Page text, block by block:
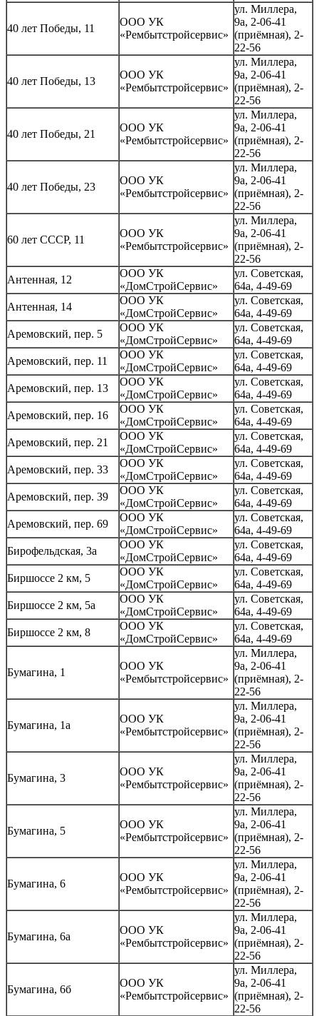
40 лет Победы, 11
ООО УК
«Рембытстройсервис»
ул. Миллера,
9а, 2-06-41
(приёмная), 2-
22-56
40 лет Победы, 13
ООО УК
«Рембытстройсервис»
ул. Миллера,
9а, 2-06-41
(приёмная), 2-
22-56
40 лет Победы, 21
ООО УК
«Рембытстройсервис»
ул. Миллера,
9а, 2-06-41
(приёмная), 2-
22-56
40 лет Победы, 23
ООО УК
«Рембытстройсервис»
ул. Миллера,
9а, 2-06-41
(приёмная), 2-
22-56
60 лет СССР, 11
ООО УК
«Рембытстройсервис»
ул. Миллера,
9а, 2-06-41
(приёмная), 2-
22-56
Антенная, 12
ООО УК
«ДомСтройСервис»
ул. Советская,
64а, 4-49-69
Антенная, 14
ООО УК
«ДомСтройСервис»
ул. Советская,
64а, 4-49-69
Аремовский, пер. 5
ООО УК
«ДомСтройСервис»
ул. Советская,
64а, 4-49-69
Аремовский, пер. 11
ООО УК
«ДомСтройСервис»
ул. Советская,
64а, 4-49-69
Аремовский, пер. 13
ООО УК
«ДомСтройСервис»
ул. Советская,
64а, 4-49-69
Аремовский, пер. 16
ООО УК
«ДомСтройСервис»
ул. Советская,
64а, 4-49-69
Аремовский, пер. 21
ООО УК
«ДомСтройСервис»
ул. Советская,
64а, 4-49-69
Аремовский, пер. 33
ООО УК
«ДомСтройСервис»
ул. Советская,
64а, 4-49-69
Аремовский, пер. 39
ООО УК
«ДомСтройСервис»
ул. Советская,
64а, 4-49-69
Аремовский, пер. 69
ООО УК
«ДомСтройСервис»
ул. Советская,
64а, 4-49-69
Бирофельдская, 3а
ООО УК
«ДомСтройСервис»
ул. Советская,
64а, 4-49-69
Биршоссе 2 км, 5
ООО УК
«ДомСтройСервис»
ул. Советская,
64а, 4-49-69
Биршоссе 2 км, 5а
ООО УК
«ДомСтройСервис»
ул. Советская,
64а, 4-49-69
Биршоссе 2 км, 8
ООО УК
«ДомСтройСервис»
ул. Советская,
64а, 4-49-69
Бумагина, 1
ООО УК
«Рембытстройсервис»
ул. Миллера,
9а, 2-06-41
(приёмная), 2-
22-56
Бумагина, 1а
ООО УК
«Рембытстройсервис»
ул. Миллера,
9а, 2-06-41
(приёмная), 2-
22-56
Бумагина, 3
ООО УК
«Рембытстройсервис»
ул. Миллера,
9а, 2-06-41
(приёмная), 2-
22-56
Бумагина, 5
ООО УК
«Рембытстройсервис»
ул. Миллера,
9а, 2-06-41
(приёмная), 2-
22-56
Бумагина, 6
ООО УК
«Рембытстройсервис»
ул. Миллера,
9а, 2-06-41
(приёмная), 2-
22-56
Бумагина, 6а
ООО УК
«Рембытстройсервис»
ул. Миллера,
9а, 2-06-41
(приёмная), 2-
22-56
Бумагина, 6б
ООО УК
«Рембытстройсервис»
ул. Миллера,
9а, 2-06-41
(приёмная), 2-
22-56